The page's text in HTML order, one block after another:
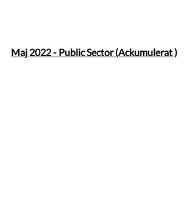
Maj 2022 - Public Sector (Ackumulerat )